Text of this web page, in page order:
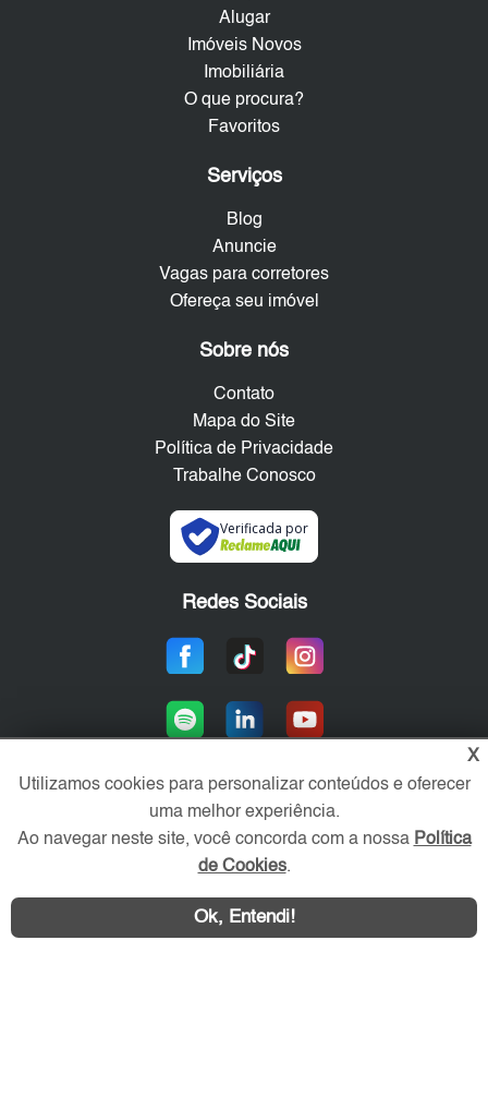
Alugar
Imóveis Novos
Imobiliária
O que procura?
Favoritos
Serviços
Blog
Anuncie
Vagas para corretores
Ofereça seu imóvel
Sobre nós
Contato
Mapa do Site
Política de Privacidade
Trabalhe Conosco
Verificada por
Redes Sociais
Área exclusiva aos anunciantes,
acesse sua conta:
X
Utilizamos cookies para personalizar conteúdos e oferecer
uma melhor experiência.
Ao navegar neste site, você concorda com a nossa Política
de Cookies.
Ok, Entendi!